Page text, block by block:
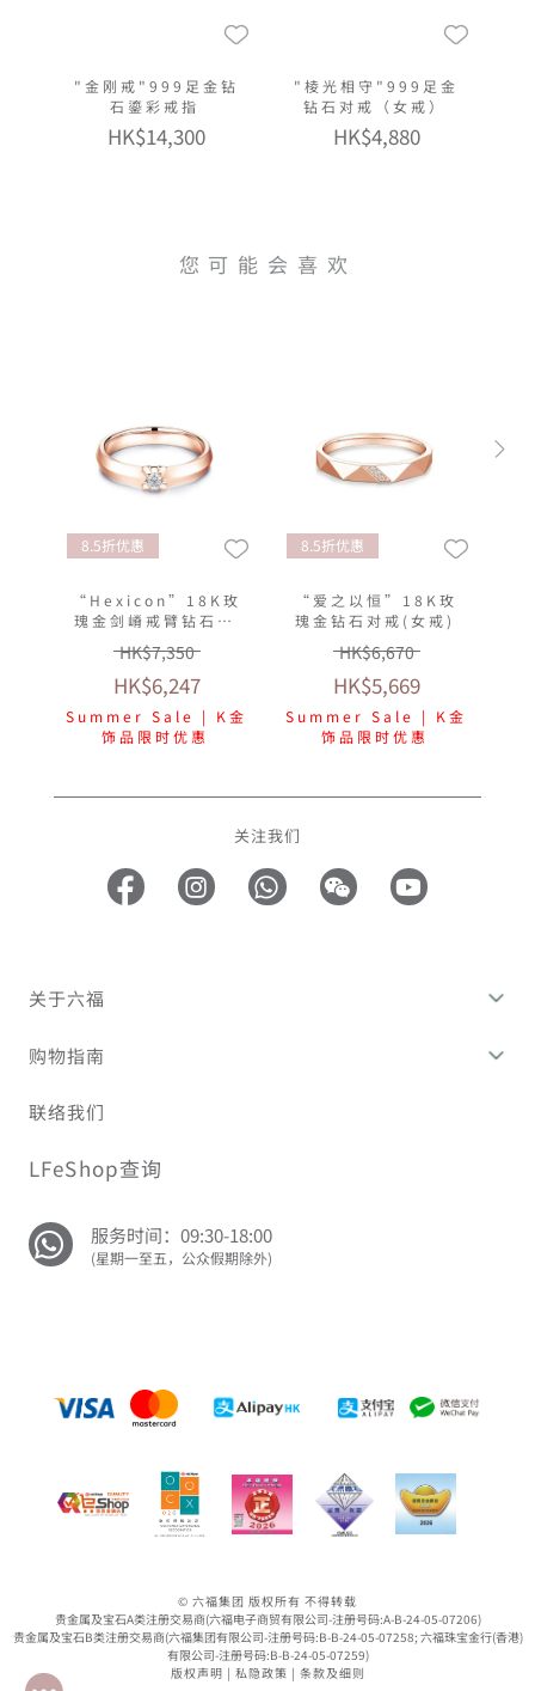
"金刚戒"999足金钻
石鎏彩戒指
HK$14,300
"棱光相守"999足金
钻石对戒（女戒）
HK$4,880
您可能会喜欢
8.5折优惠
“Hexicon”18K玫
瑰金剑嵴戒臂钻石戒
指(女戒)
HK$7,350
HK$6,247
Summer Sale | K金
饰品限时优惠
8.5折优惠
“爱之以恒”18K玫
瑰金钻石对戒(女戒)
HK$6,670
HK$5,669
Summer Sale | K金
饰品限时优惠
关注我们
关于六福
购物指南
联络我们
LFeShop查询
服务时间：09:30-18:00
(星期一至五，公众假期除外)
© 六福集团 版权所有 不得转载
贵金属及宝石A类注册交易商(六福电子商贸有限公司-注册号码:A-B-24-05-07206)
贵金属及宝石B类注册交易商(六福集团有限公司-注册号码:B-B-24-05-07258; 六福珠宝金行(香港)
有限公司-注册号码:B-B-24-05-07259)
版权声明 | 私隐政策 | 条款及细则